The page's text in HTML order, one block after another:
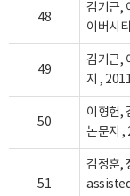
48
김기근,
이버시
49
김기근,
지 ,
50
이형헌,
논문지 ,
51
김정훈,